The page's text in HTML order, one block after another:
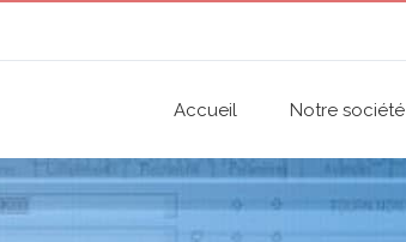
Accueil Notre société